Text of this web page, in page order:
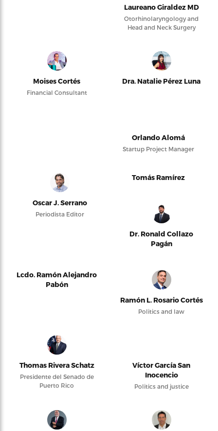
Laureano Giraldez MD
Otorhinolaryngology and
Head and Neck Surgery
Moises Cortés
Financial Consultant
Dra. Natalie Pérez Luna
Orlando Alomá
Startup Project Manager
Oscar J. Serrano
Periodista Editor
Tomás Ramírez
Dr. Ronald Collazo
Pagán
Lcdo. Ramón Alejandro
Pabón
Ramón L. Rosario Cortés
Politics and law
Thomas Rivera Schatz
Presidente del Senado de
Puerto Rico
Víctor García San
Inocencio
Politics and justice